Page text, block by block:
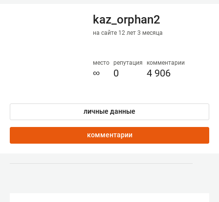
kaz_orphan2
на сайте 12 лет 3 месяца
место
∞
репутация
0
комментарии
4 906
личные данные
комментарии